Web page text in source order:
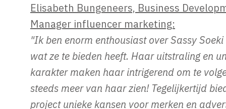
Elisabeth Bungeneers, Business
Manager influencer marketing:
"Ik ben enorm enthousiast over Sassy
wat ze te bieden heeft. Haar uitstraling en
karakter maken haar intrigerend om te
steeds meer van haar zien! Tegelijkertijd
project unieke kansen voor merken en